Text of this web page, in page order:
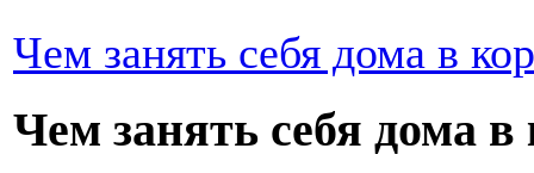
Чем занять себя дома в
Чем занять себя дома